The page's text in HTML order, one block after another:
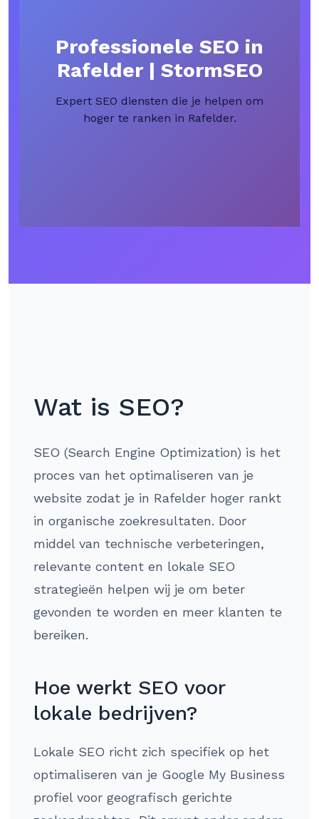
Professionele SEO in
Rafelder | StormSEO
Expert SEO diensten die je helpen om
hoger te ranken in Rafelder.
Wat is SEO?
SEO (Search Engine Optimization) is het
proces van het optimaliseren van je
website zodat je in Rafelder hoger rankt
in organische zoekresultaten. Door
middel van technische verbeteringen,
relevante content en lokale SEO
strategieën helpen wij je om beter
gevonden te worden en meer klanten te
bereiken.
Hoe werkt SEO voor
lokale bedrijven?
Lokale SEO richt zich specifiek op het
optimaliseren van je Google My Business
profiel voor geografisch gerichte